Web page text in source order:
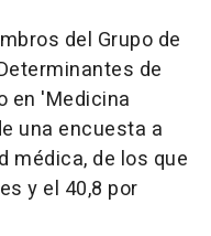
del Grupo de
de
en 'Medicina
una encuesta a
médica, de los que
y el 40,8 por